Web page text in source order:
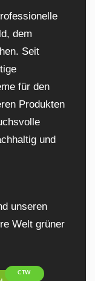
dem
Seit
für den
Produkten
und
unseren
Welt grüner
CTW